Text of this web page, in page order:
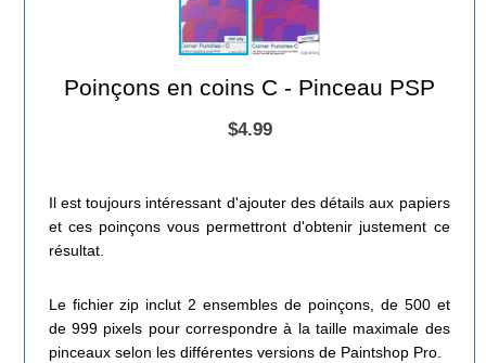
Poinçons en coins C - Pinceau PSP
$4.99
Il est toujours intéressant d'ajouter des détails aux papiers
et ces poinçons vous permettront d'obtenir justement ce
résultat.
Le fichier zip inclut 2 ensembles de poinçons, de 500 et
de 999 pixels pour correspondre à la taille maximale des
pinceaux selon les différentes versions de Paintshop Pro.